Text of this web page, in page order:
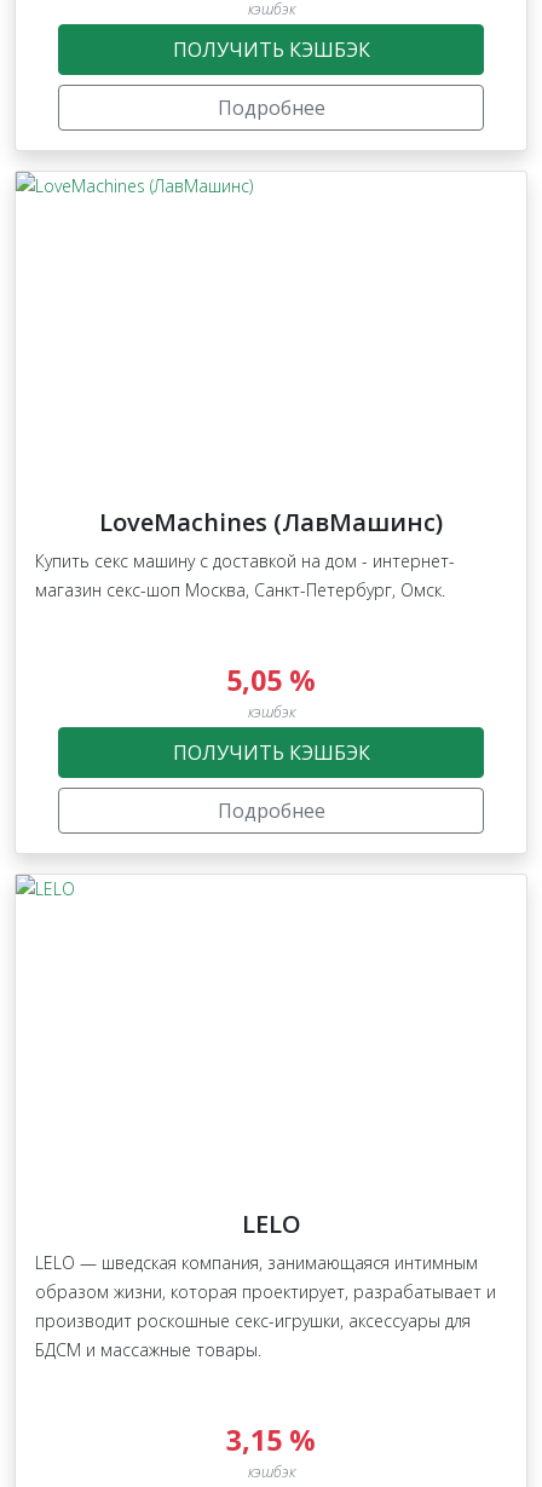
кэшбэк
ПОЛУЧИТЬ КЭШБЭК
Подробнее
LoveMachines (ЛавМашинс)
Купить секс машину с доставкой на дом - интернет-
магазин секс-шоп Москва, Санкт-Петербург, Омск.
5,05 %
кэшбэк
ПОЛУЧИТЬ КЭШБЭК
Подробнее
LELO
LELO — шведская компания, занимающаяся интимным
образом жизни, которая проектирует, разрабатывает и
производит роскошные секс-игрушки, аксессуары для
БДСМ и массажные товары.
3,15 %
кэшбэк